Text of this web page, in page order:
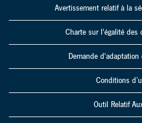
Avertissement relatif à la
Charte sur l'égalité des
Demande
Conditions
Outil Relatif